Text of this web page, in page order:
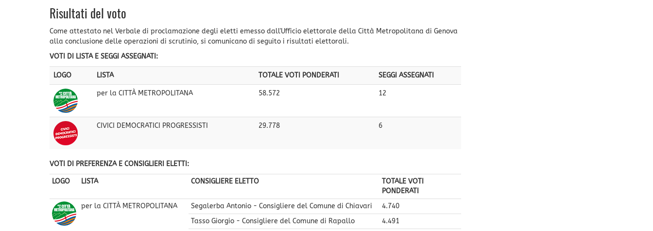
Risultati del voto
Come attestato nel Verbale di proclamazione degli eletti emesso dall'Ufficio elettorale della Città Metropolitana di Genova
alla conclusione delle operazioni di scrutinio, si comunicano di seguito i risultati elettorali.
VOTI DI LISTA E SEGGI ASSEGNATI:
LOGO LISTA TOTALE VOTI PONDERATI SEGGI ASSEGNATI
per la CITTÀ METROPOLITANA 58.572 12
CIVICI DEMOCRATICI PROGRESSISTI 29.778 6
VOTI DI PREFERENZA E CONSIGLIERI ELETTI:
LOGO LISTA CONSIGLIERE ELETTO
TOTALE VOTI
PONDERATI
per la CITTÀ METROPOLITANA
Segalerba Antonio - Consigliere del Comune di Chiavari
4.740
Tasso Giorgio - Consigliere del Comune di Rapallo
4.491